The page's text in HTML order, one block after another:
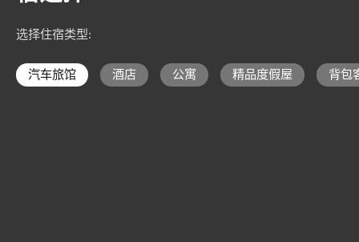
选择住宿类型:
汽车旅馆 酒店 公寓 精品度假屋 背包